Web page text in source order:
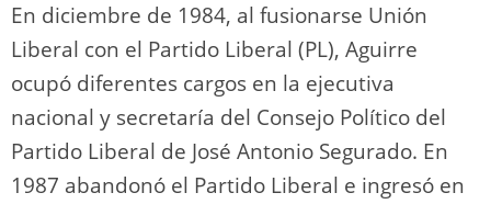
En diciembre de 1984, al fusionarse Unión
Liberal con el Partido Liberal (PL), Aguirre
ocupó diferentes cargos en la ejecutiva
nacional y secretaría del Consejo Político del
Partido Liberal de José Antonio Segurado. En
1987 abandonó el Partido Liberal e ingresó en